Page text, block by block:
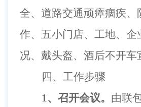
全、道路交通顽瘴痼疾、
作、五小门店、工地、企
况、戴头盔、酒后不开车
四、工作步骤
1、召开会议。 由联